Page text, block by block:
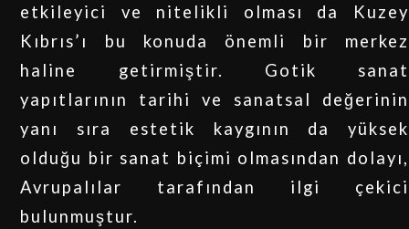
etkileyici ve nitelikli olması da Kuzey
Kıbrıs’ı bu konuda önemli bir merkez
haline getirmiştir. Gotik sanat
yapıtlarının tarihi ve sanatsal değerinin
yanı sıra estetik kaygının da yüksek
olduğu bir sanat biçimi olmasından dolayı,
Avrupalılar tarafından ilgi çekici
bulunmuştur.